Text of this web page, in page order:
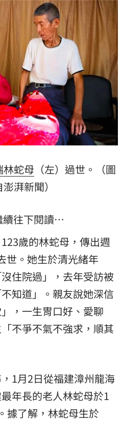
林蛇母 （左）過世。（圖
湃新聞）
續往下閱讀…
歲的林蛇母，傳出週
世。她生於清光緒年
住院過」，去年受訪被
知道」。親友說她深信
，一生胃口好、愛聊
不爭不氣不強求，順其
1月2日從福建漳州龍海
年長的老人林蛇母於1
據了解，林蛇母生於